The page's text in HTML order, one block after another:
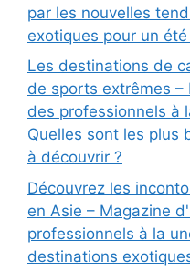
par les nouvelles
exotiques pour un
Les destinations de
de sports extrêmes
des professionnels à
Quelles sont les plus
à découvrir ?
Découvrez les
en Asie – Magazine
professionnels à la
destinations